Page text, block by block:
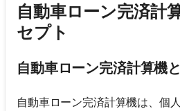
自動車ローン完済計
セプト
自動車ローン完済計算機
自動車ローン完済計算機は、個